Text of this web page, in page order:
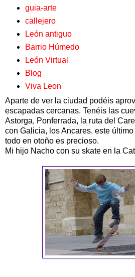
guia-arte
callejero
León antiguo
Barrio Húmedo
León Virtual
Blog
Viva Leon
Aparte de ver la ciudad podéis
escapadas cercanas. Tenéis las
Astorga, Ponferrada, la ruta del
con Galicia, los Ancares. este
todo en otoño es precioso.
Mi hijo Nacho con su skate en la